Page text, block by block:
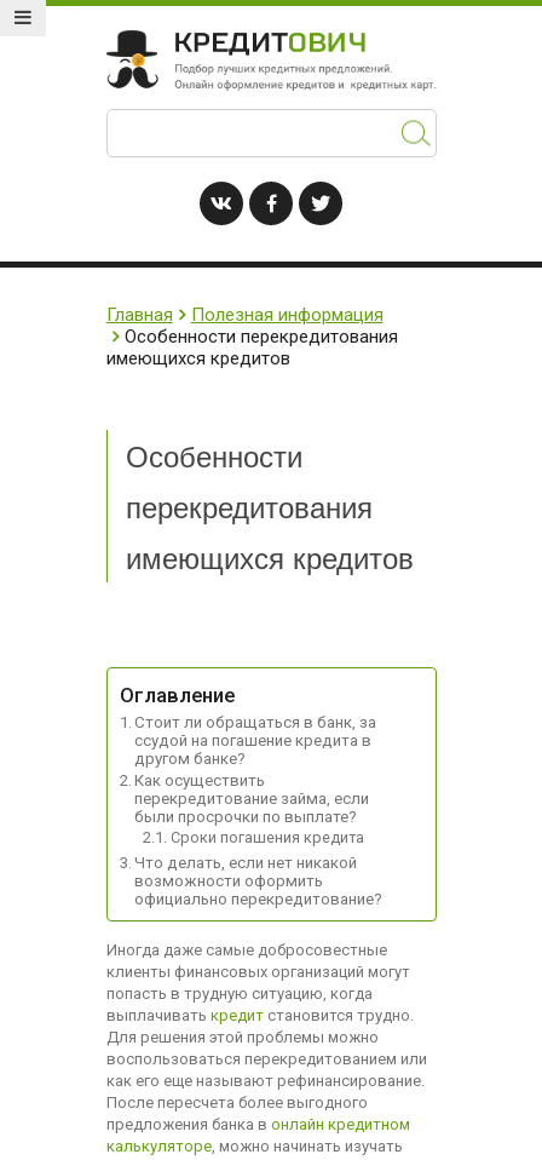
Главная
Полезная информация
Особенности перекредитования
имеющихся кредитов
Особенности
перекредитования
имеющихся кредитов
Оглавление
Стоит ли обращаться в банк, за
ссудой на погашение кредита в
другом банке?
Как осуществить
перекредитование займа, если
были просрочки по выплате?
Сроки погашения кредита
Что делать, если нет никакой
возможности оформить
официально перекредитование?
Иногда даже самые добросовестные
клиенты финансовых организаций могут
попасть в трудную ситуацию, когда
выплачивать кредитстановится трудно.
Для решения этой проблемы можно
воспользоваться перекредитованием или
как его еще называют рефинансирование.
После пересчета более выгодного
предложения банка в онлайн кредитном
калькуляторе, можно начинать изучать